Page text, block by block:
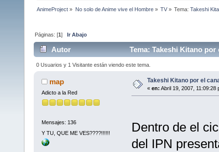
AnimeProject » No solo de Anime vive el Hombre» TV» Tema:Takeshi
Páginas: [1]Ir Abajo
Autor Tema: Takeshi Kitano por
0 Usuarios y 1 Visitante están viendo este tema.
map
Adicto a la Red
Mensajes: 136
Y TU, QUE ME VES????!!!!!!
Takeshi Kitano por el
« en: Abril 19, 2007, 11:09:28
Dentro de el
del IPN